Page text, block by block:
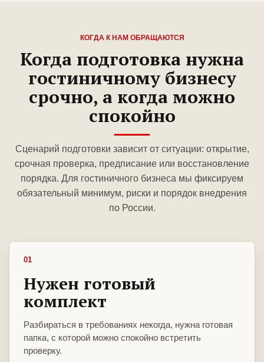
КОГДА К НАМ ОБРАЩАЮТСЯ
Когда подготовка нужна
гостиничному бизнесу
срочно, а когда можно
спокойно
Сценарий подготовки зависит от ситуации: открытие,
срочная проверка, предписание или восстановление
порядка. Для гостиничного бизнеса мы фиксируем
обязательный минимум, риски и порядок внедрения
по России.
01
Нужен готовый
комплект
Разбираться в требованиях некогда, нужна готовая
папка, с которой можно спокойно встретить
проверку.